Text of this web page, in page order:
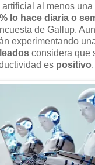
al menos una
lo hace diaria o
de Gallup.
experimentando
considera que
es positivo.